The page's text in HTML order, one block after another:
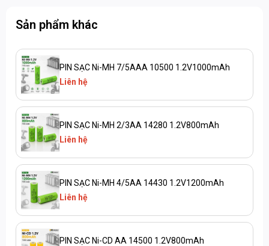
Sản phẩm khác
PIN SẠC Ni-MH 7/5AAA 10500 1.2V1000mAh
Liên hệ
PIN SẠC Ni-MH 2/3AA 14280 1.2V800mAh
Liên hệ
PIN SẠC Ni-MH 4/5AA 14430 1.2V1200mAh
Liên hệ
PIN SẠC Ni-CD AA 14500 1.2V800mAh